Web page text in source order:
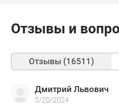
Отзывы и
Отзывы (16511)
Дмитрий Львович
5/20/2024